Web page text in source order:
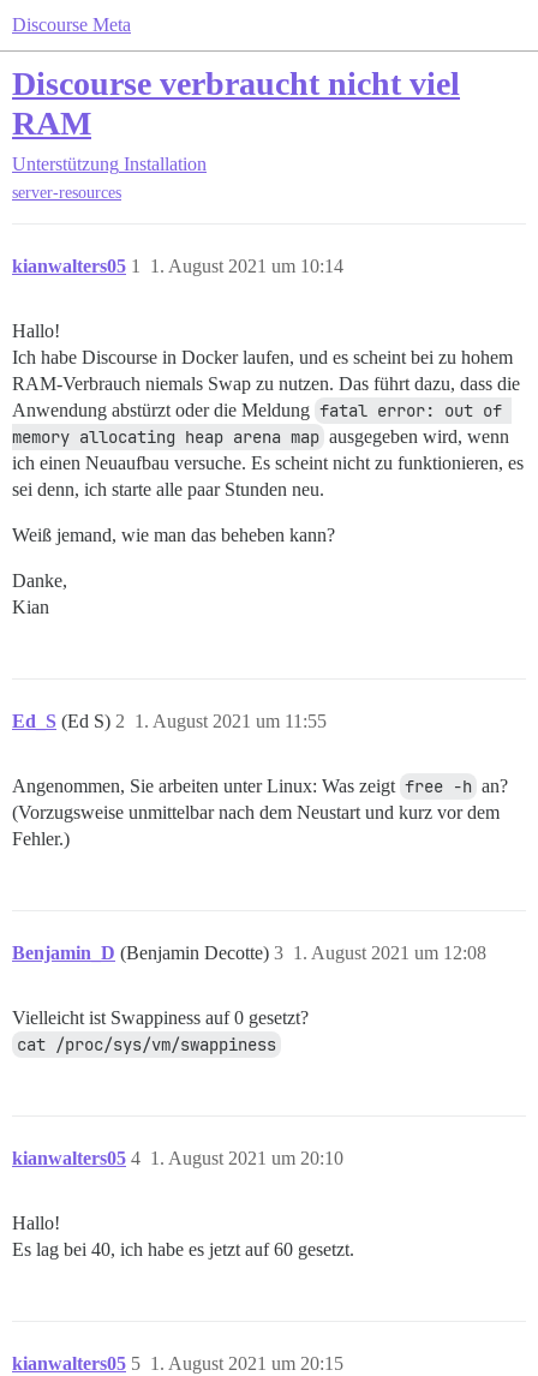
Discourse Meta
Discourse verbraucht nicht viel
RAM
Unterstützung Installation
server-resources
kianwalters05 1. August 2021 um 10:14
1
Hallo!
Ich habe Discourse in Docker laufen, und es scheint bei zu hohem
RAM-Verbrauch niemals Swap zu nutzen. Das führt dazu, dass die
Anwendung abstürzt oder die Meldung fatal error: out of
memory allocating heap arena map ausgegeben wird, wenn
ich einen Neuaufbau versuche. Es scheint nicht zu funktionieren, es
sei denn, ich starte alle paar Stunden neu.
Weiß jemand, wie man das beheben kann?
Danke,
Kian
Ed_S (Ed S) 1. August 2021 um 11:55
2
Angenommen, Sie arbeiten unter Linux: Was zeigt free -h an?
(Vorzugsweise unmittelbar nach dem Neustart und kurz vor dem
Fehler.)
Benjamin_D (Benjamin Decotte) 1. August 2021 um 12:08
3
Vielleicht ist Swappiness auf 0 gesetzt?
cat /proc/sys/vm/swappiness
kianwalters05 1. August 2021 um 20:10
4
Hallo!
Es lag bei 40, ich habe es jetzt auf 60 gesetzt.
kianwalters05 1. August 2021 um 20:15
5